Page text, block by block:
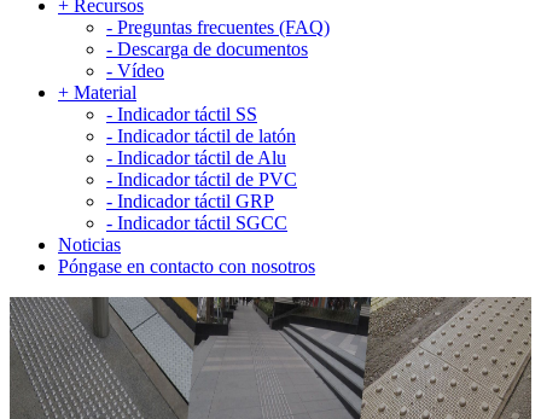
+ Recursos
- Preguntas frecuentes (FAQ)
- Descarga de documentos
- Vídeo
+ Material
- Indicador táctil SS
- Indicador táctil de latón
- Indicador táctil de Alu
- Indicador táctil de PVC
- Indicador táctil GRP
- Indicador táctil SGCC
Noticias
Póngase en contacto con nosotros